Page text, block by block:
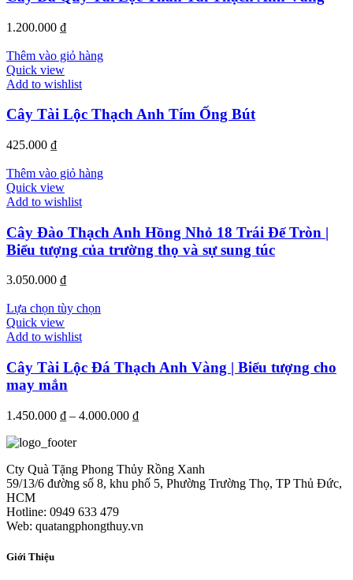
1.200.000 ₫
Thêm vào giỏ hàng
Quick view
Add to wishlist
Cây Tài Lộc Thạch Anh Tím Ống Bút
425.000 ₫
Thêm vào giỏ hàng
Quick view
Add to wishlist
Cây Đào Thạch Anh Hồng Nhỏ 18 Trái Đế Tròn |
Biểu tượng của trường thọ và sự sung túc
3.050.000 ₫
Lựa chọn tùy chọn
Quick view
Add to wishlist
Cây Tài Lộc Đá Thạch Anh Vàng | Biểu tượng cho
may mắn
1.450.000 ₫ – 4.000.000 ₫
Cty Quà Tặng Phong Thủy Rồng Xanh
59/13/6 đường số 8, khu phố 5, Phường Trường Thọ, TP Thủ Đức,
HCM
Hotline: 0949 633 479
Web: quatangphongthuy.vn
Giới Thiệu